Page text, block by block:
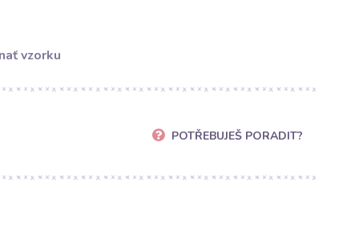
vzorku
POTŘEBUJEŠ PORADIT?